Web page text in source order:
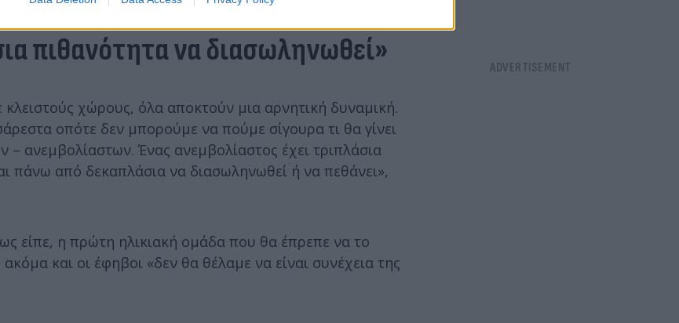
πιθανότητα να διασωληνωθεί»
χώρους, όλα αποκτούν μια αρνητική δυναμική.
οπότε δεν μπορούμε να πούμε σίγουρα τι θα γίνει
ανεμβολίαστων. Ένας ανεμβολίαστος έχει τριπλάσια
πάνω από δεκαπλάσια να διασωληνωθεί ή να πεθάνει»,
είπε, η πρώτη ηλικιακή ομάδα που θα έπρεπε να το
και οι έφηβοι «δεν θα θέλαμε να είναι συνέχεια της